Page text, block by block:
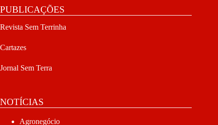
PUBLICAÇÕES
Revista Sem Terrinha
Cartazes
Jornal Sem Terra
NOTÍCIAS
Agronegócio